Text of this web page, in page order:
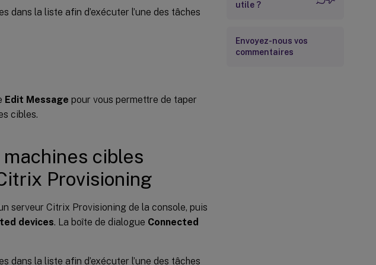
dans la liste afin d’exécuter l’une des tâches
Edit Message pour vous permettre de taper
cibles.
cibles
Provisioning
serveur Citrix Provisioning de la console, puis
devices. La boîte de dialogue Connected
dans la liste afin d’exécuter l’une des tâches
utile ?
Envoyez-nous vos
commentaires